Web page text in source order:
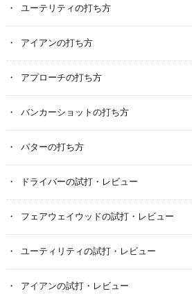
ユーテリティの打ち方
アイアンの打ち方
アプローチの打ち方
バンカーショットの打ち方
パターの打ち方
ドライバーの試打・レビュー
フェアウェイウッドの試打・レビュー
ユーティリティの試打・レビュー
アイアンの試打・レビュー